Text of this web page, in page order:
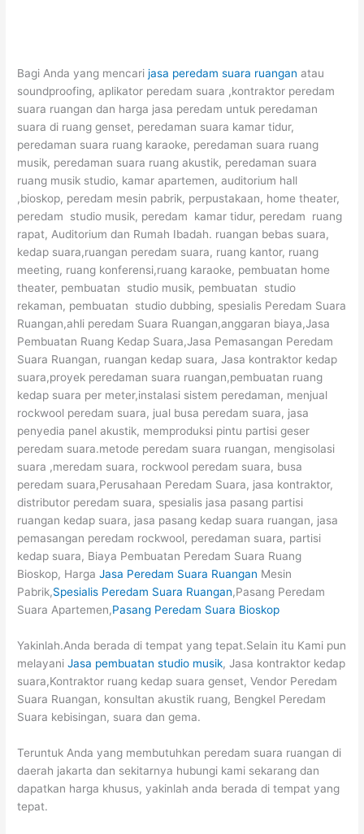
Bagi Anda yang mencarijasa peredam suara ruangan atau
soundproofing, aplikator peredam suara ,kontraktor peredam
suara ruangan dan harga jasa peredam untuk peredaman
suara di ruang genset, peredaman suara kamar tidur,
peredaman suara ruang karaoke, peredaman suara ruang
musik, peredaman suara ruang akustik, peredaman suara
ruang musik studio, kamar apartemen, auditorium hall
,bioskop, peredam mesin pabrik, perpustakaan, home theater,
peredam studio musik, peredam kamar tidur, peredam ruang
rapat, Auditorium dan Rumah Ibadah. ruangan bebas suara,
kedap suara,ruangan peredam suara, ruang kantor, ruang
meeting, ruang konferensi,ruang karaoke, pembuatan home
theater, pembuatan studio musik, pembuatan studio
rekaman, pembuatan studio dubbing, spesialis Peredam Suara
Ruangan,ahli peredam Suara Ruangan,anggaran biaya,Jasa
Pembuatan Ruang Kedap Suara,Jasa Pemasangan Peredam
Suara Ruangan, ruangan kedap suara, Jasa kontraktor kedap
suara,proyek peredaman suara ruangan,pembuatan ruang
kedap suara per meter,instalasi sistem peredaman, menjual
rockwool peredam suara, jual busa peredam suara, jasa
penyedia panel akustik, memproduksi pintu partisi geser
peredam suara.metode peredam suara ruangan, mengisolasi
suara ,meredam suara, rockwool peredam suara, busa
peredam suara,Perusahaan Peredam Suara, jasa kontraktor,
distributor peredam suara, spesialis jasa pasang partisi
ruangan kedap suara, jasa pasang kedap suara ruangan, jasa
pemasangan peredam rockwool, peredaman suara, partisi
kedap suara, Biaya Pembuatan Peredam Suara Ruang
Bioskop, HargaJasa Peredam Suara Ruangan Mesin
Pabrik,Spesialis Peredam Suara Ruangan,Pasang Peredam
Suara Apartemen,Pasang Peredam Suara Bioskop
Yakinlah.Anda berada di tempat yang tepat.Selain itu Kami pun
melayaniJasa pembuatan studio musik, Jasa kontraktor kedap
suara,Kontraktor ruang kedap suara genset, Vendor Peredam
Suara Ruangan, konsultan akustik ruang, Bengkel Peredam
Suara kebisingan, suara dan gema.
Teruntuk Anda yang membutuhkan peredam suara ruangan di
daerah jakarta dan sekitarnya hubungi kami sekarang dan
dapatkan harga khusus, yakinlah anda berada di tempat yang
tepat.